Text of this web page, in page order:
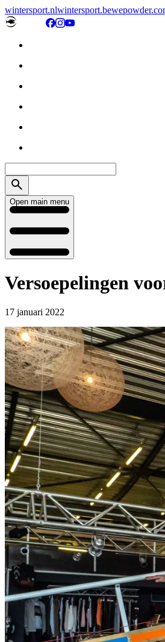
wintersport.nlwintersport.be
Open main menu
Versoepelingen
17 januari 2022